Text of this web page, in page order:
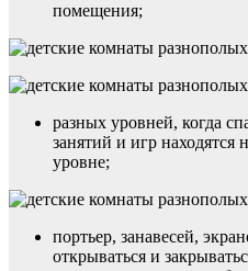
помещения;
разных уровней, когда
занятий и игр
уровне;
портьер, занавесей,
открываться и